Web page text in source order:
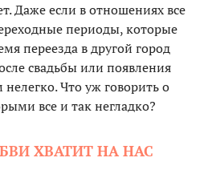
Даже если в отношениях все
периоды, которые
переезда в другой город
свадьбы или появления
Что уж говорить о
все и так негладко?
ХВАТИТ НА НАС